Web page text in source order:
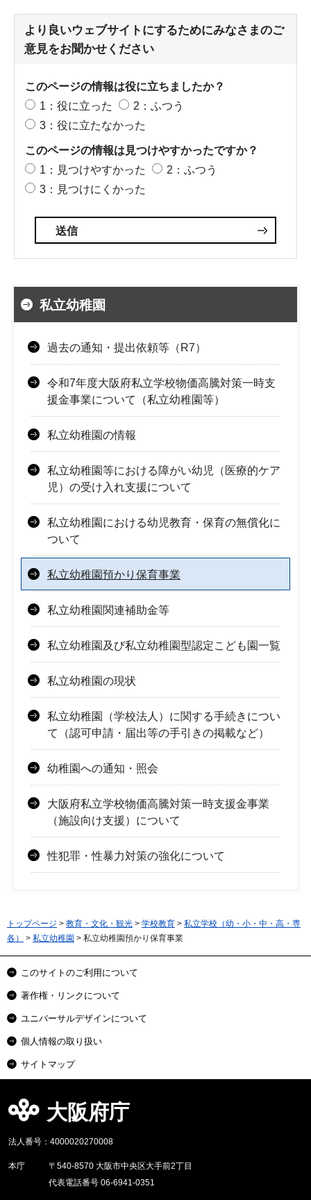
より良いウェブサイトにするためにみなさまのご
意見をお聞かせください
このページの情報は役に立ちましたか？
1：役に立った
2：ふつう
3：役に立たなかった
このページの情報は見つけやすかったですか？
1：見つけやすかった
2：ふつう
3：見つけにくかった
私立幼稚園
過去の通知・提出依頼等（R7）
令和7年度大阪府私立学校物価高騰対策一時支
援金事業について（私立幼稚園等）
私立幼稚園の情報
私立幼稚園等における障がい幼児（医療的ケア
児）の受け入れ支援について
私立幼稚園における幼児教育・保育の無償化に
ついて
私立幼稚園預かり保育事業
私立幼稚園関連補助金等
私立幼稚園及び私立幼稚園型認定こども園一覧
私立幼稚園の現状
私立幼稚園（学校法人）に関する手続きについ
て（認可申請・届出等の手引きの掲載など）
幼稚園への通知・照会
大阪府私立学校物価高騰対策一時支援金事業
（施設向け支援）について
性犯罪・性暴力対策の強化について
トップページ > 教育・文化・観光 > 学校教育 > 私立学校（幼・小・中・高・専
各）
> 私立幼稚園 > 私立幼稚園預かり保育事業
このサイトのご利用について
著作権・リンクについて
ユニバーサルデザインについて
個人情報の取り扱い
サイトマップ
大阪府庁
法人番号：4000020270008
本庁
〒540-8570 大阪市中央区大手前2丁目
代表電話番号 06-6941-0351